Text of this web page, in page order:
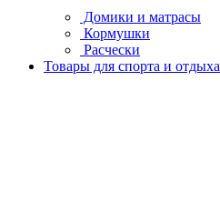
Домики и матрасы
Кормушки
Расчески
Товары для спорта и отдыха